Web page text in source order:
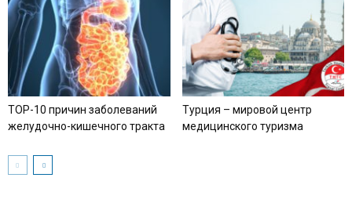
TOP-10 причин заболеваний
желудочно-кишечного тракта
Турция – мировой центр
медицинского туризма